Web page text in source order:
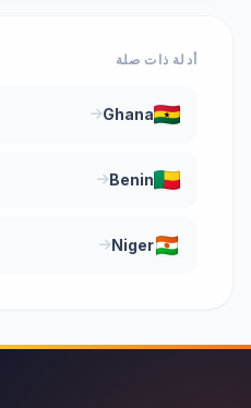
أدلة ذات صلة
Ghana
Benin
Niger